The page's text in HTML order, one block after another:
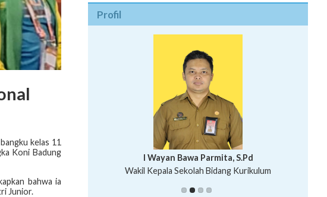
kelas 11
Koni Badung
bahwa ia
Junior.
Profil
Putu Suhartana, S.Pd.
I Wayan Bawa Parmita, S.Pd
Wakil Kepala Sekolah Bidang Kurikulum
I Wayan Gede Aditya Pratita, S.Pd., M.Sn
Ni Wayan Nopi Sutantri, S.Pd.